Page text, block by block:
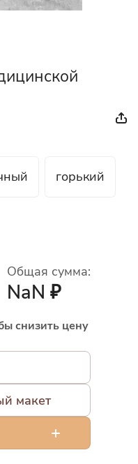
горький
Общая сумма:
NaN ₽
снизить цену
макет